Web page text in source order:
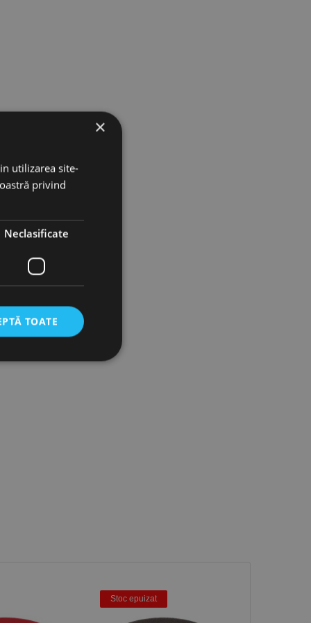
Stoc epuizat
×
utilizarea site-
privind
Neclasificate
TOATE